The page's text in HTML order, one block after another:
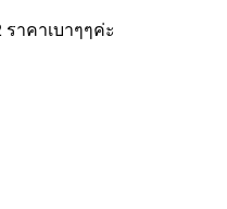
าคาเบาๆๆค่ะ